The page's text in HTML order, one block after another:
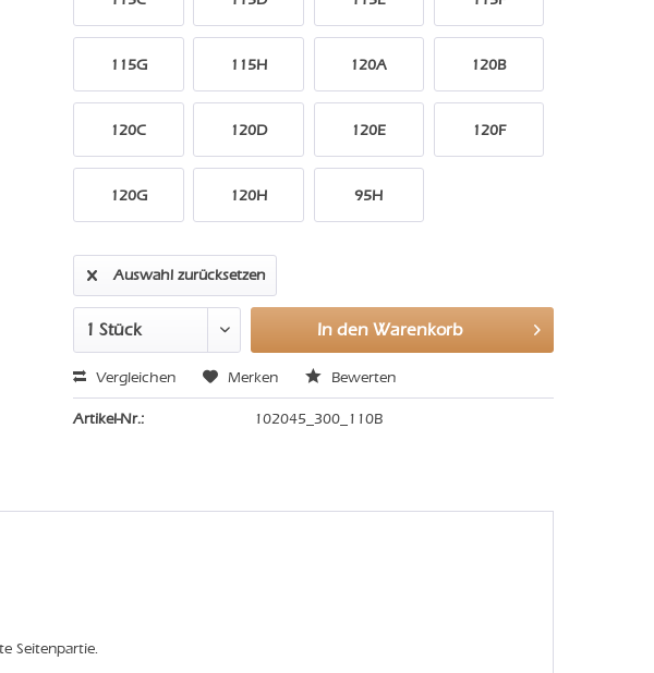
115G 115H 120A 120B
120C 120D 120E 120F
120G 120H 95H
Auswahl zurücksetzen
In den Warenkorb
Vergleichen Merken Bewerten
Artikel-Nr.: 102045_300_110B
Seitenpartie.